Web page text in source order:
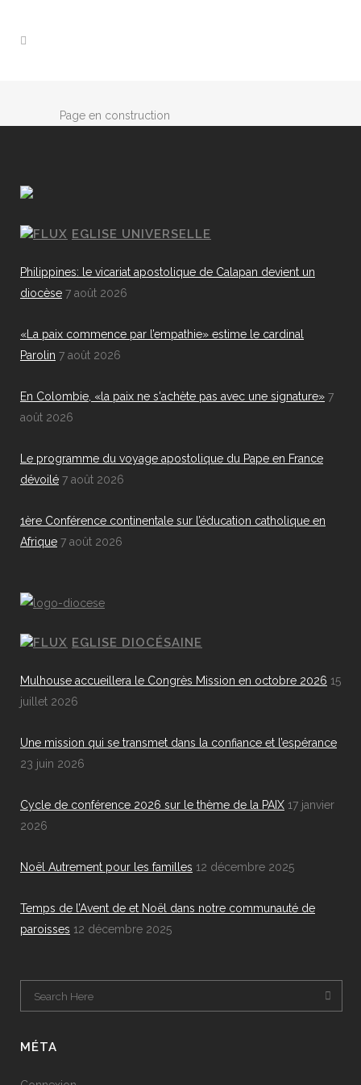
Page en construction
EGLISE UNIVERSELLE
Philippines: le vicariat apostolique de Calapan devient un
diocèse 7 août 2026
«La paix commence par l’empathie» estime le cardinal
Parolin 7 août 2026
En Colombie, «la paix ne s'achète pas avec une signature» 7
août 2026
Le programme du voyage apostolique du Pape en France
dévoilé 7 août 2026
1ère Conférence continentale sur l’éducation catholique en
Afrique 7 août 2026
EGLISE DIOCÉSAINE
Mulhouse accueillera le Congrès Mission en octobre 2026 15
juillet 2026
Une mission qui se transmet dans la confiance et l’espérance
23 juin 2026
Cycle de conférence 2026 sur le thème de la PAIX 17 janvier
2026
Noël Autrement pour les familles 12 décembre 2025
Temps de l’Avent de et Noël dans notre communauté de
paroisses 12 décembre 2025
MÉTA